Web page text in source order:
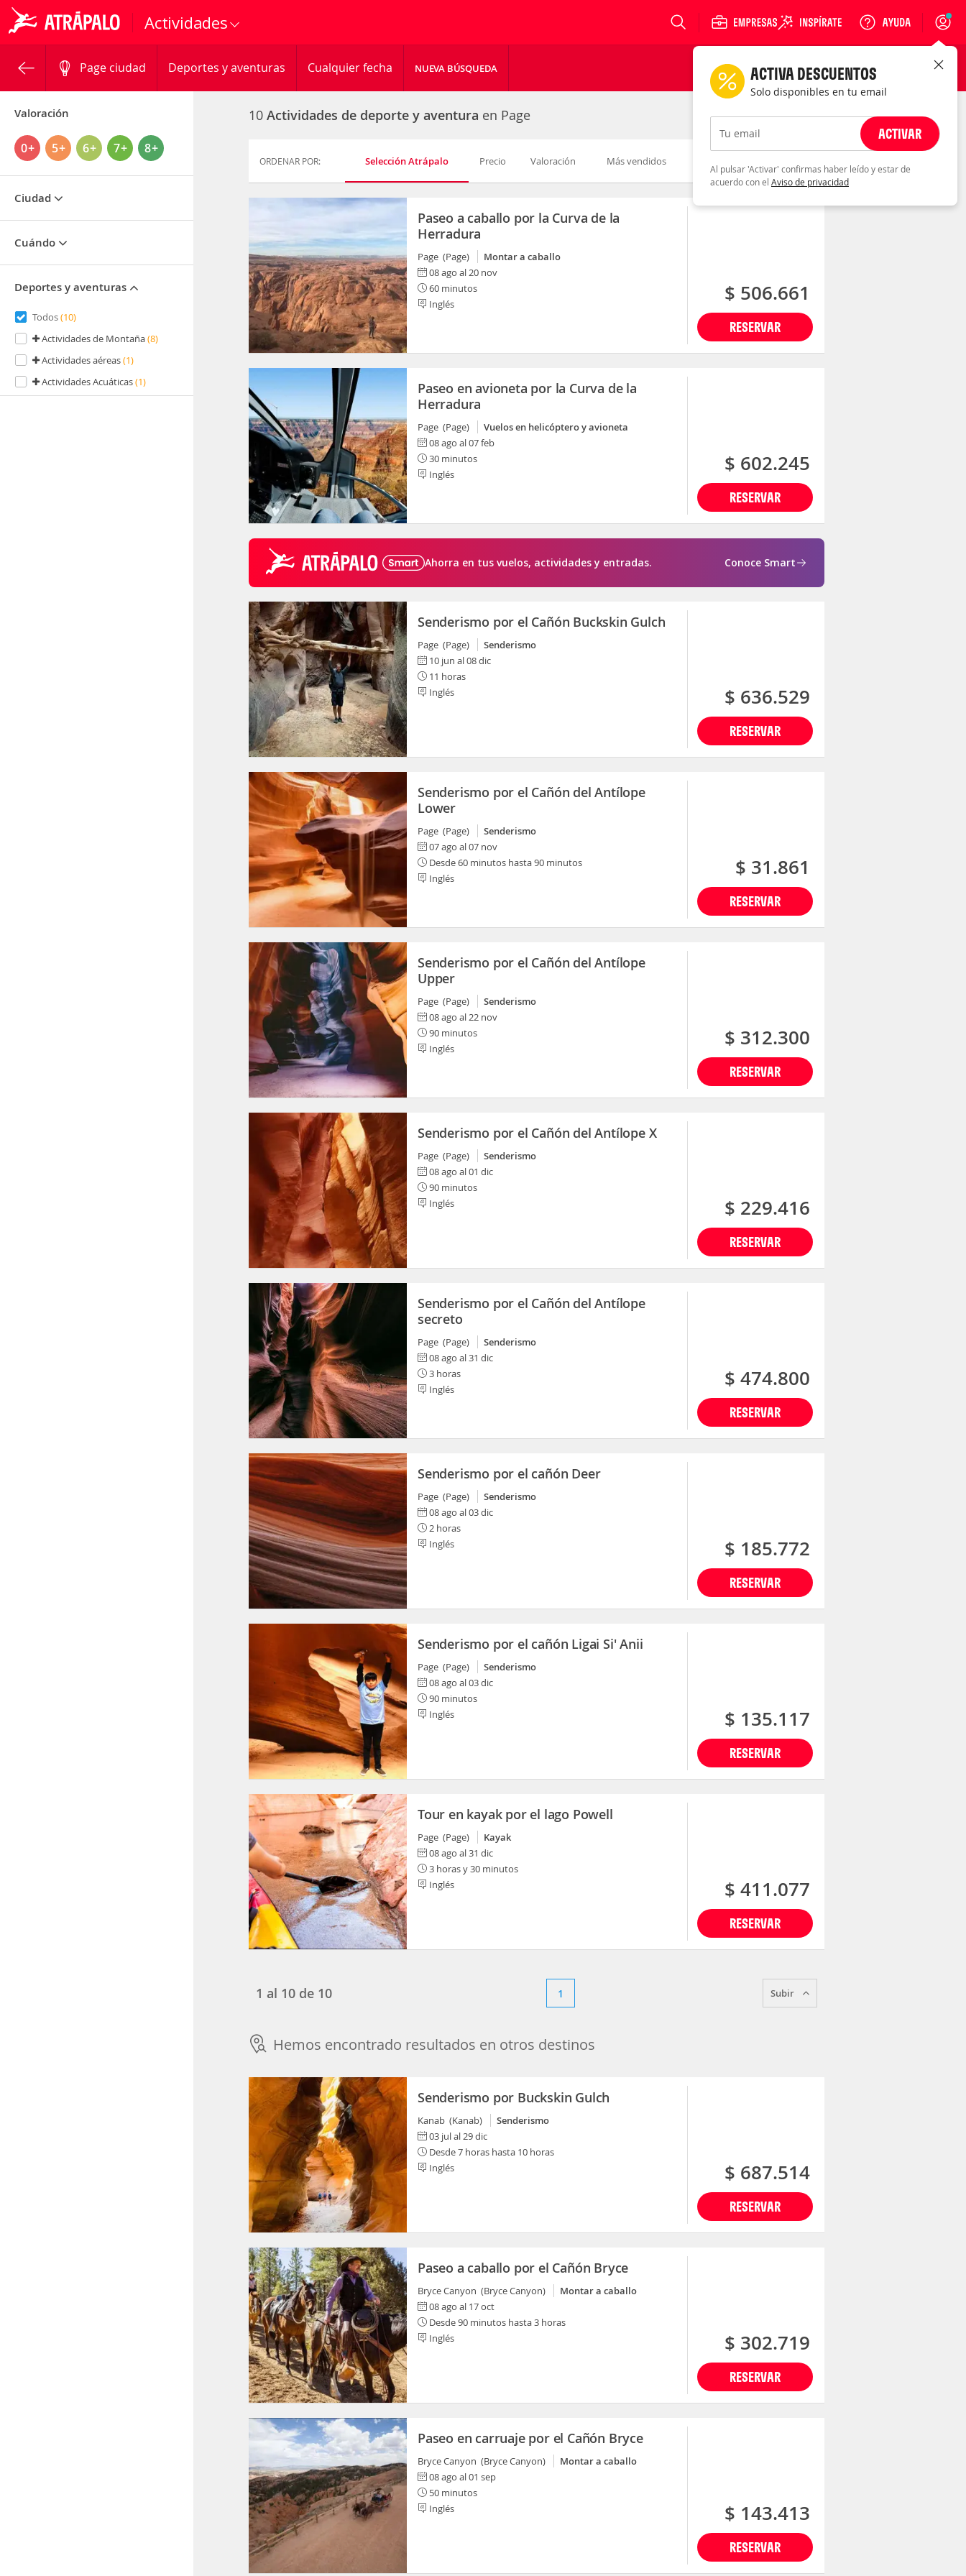
Actividades Login
Page ciudad Deportes y aventuras Cualquier fecha NUEVA BÚSQUEDA
Valoración
0+ 5+ 6+ 7+ 8+
Ciudad
Cuándo
Deportes y aventuras
Todos(10)
Actividades de Montaña(8)
Actividades aéreas(1)
Actividades Acuáticas(1)
10 Actividades de deporte y aventura en Page
ORDENAR POR: Selección Atrápalo Precio Valoración Más vendidos
Paseo a caballo por la Curva de la
Herradura
Page (Page)
Montar a caballo
08 ago al 20 nov
60 minutos
Inglés
RESERVAR
$ 506.661
Paseo en avioneta por la Curva de la
Herradura
Page (Page)
Vuelos en helicóptero y avioneta
08 ago al 07 feb
30 minutos
Inglés
RESERVAR
$ 602.245
Ahorra en tus vuelos, actividades y entradas. Conoce Smart
Senderismo por el Cañón Buckskin Gulch
Page (Page)
Senderismo
10 jun al 08 dic
11 horas
Inglés
RESERVAR
$ 636.529
Senderismo por el Cañón del Antílope
Lower
Page (Page)
Senderismo
07 ago al 07 nov
Desde 60 minutos hasta 90 minutos
Inglés
RESERVAR
$ 31.861
Senderismo por el Cañón del Antílope
Upper
Page (Page)
Senderismo
08 ago al 22 nov
90 minutos
Inglés
RESERVAR
$ 312.300
Senderismo por el Cañón del Antílope X
Page (Page)
Senderismo
08 ago al 01 dic
90 minutos
Inglés
RESERVAR
$ 229.416
Senderismo por el Cañón del Antílope
secreto
Page (Page)
Senderismo
08 ago al 31 dic
3 horas
Inglés
RESERVAR
$ 474.800
Senderismo por el cañón Deer
Page (Page)
Senderismo
08 ago al 03 dic
2 horas
Inglés
RESERVAR
$ 185.772
Senderismo por el cañón Ligai Si' Anii
Page (Page)
Senderismo
08 ago al 03 dic
90 minutos
Inglés
RESERVAR
$ 135.117
Tour en kayak por el lago Powell
Page (Page)
Kayak
08 ago al 31 dic
3 horas y 30 minutos
Inglés
RESERVAR
$ 411.077
1 al 10 de 10 1 Subir
Hemos encontrado resultados en otros destinos
Senderismo por Buckskin Gulch
Kanab (Kanab)
Senderismo
03 jul al 29 dic
Desde 7 horas hasta 10 horas
Inglés
RESERVAR
$ 687.514
Paseo a caballo por el Cañón Bryce
Bryce Canyon (Bryce Canyon)
Montar a caballo
08 ago al 17 oct
Desde 90 minutos hasta 3 horas
Inglés
RESERVAR
$ 302.719
Paseo en carruaje por el Cañón Bryce
Bryce Canyon (Bryce Canyon)
Montar a caballo
08 ago al 01 sep
50 minutos
Inglés
RESERVAR
$ 143.413
ACTIVA DESCUENTOS
Solo disponibles en tu email
Tu email ACTIVAR
Al pulsar 'Activar' confirmas haber leído y estar de
acuerdo con el Aviso de privacidad